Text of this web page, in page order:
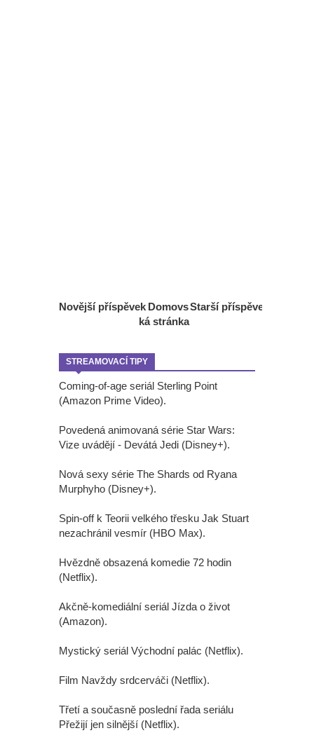
Novější příspěvek Starší příspěvek
Domovs
ká stránka
STREAMOVACÍ TIPY
Coming-of-age seriál Sterling Point
(Amazon Prime Video).
Povedená animovaná série Star Wars:
Vize uvádějí - Devátá Jedi (Disney+).
Nová sexy série The Shards od Ryana
Murphyho (Disney+).
Spin-off k Teorii velkého třesku Jak Stuart
nezachránil vesmír (HBO Max).
Hvězdně obsazená komedie 72 hodin
(Netflix).
Akčně-komediální seriál Jízda o život
(Amazon).
Mystický seriál Východní palác (Netflix).
Film Navždy srdcerváči (Netflix).
Třetí a současně poslední řada seriálu
Přežijí jen silnější (Netflix).